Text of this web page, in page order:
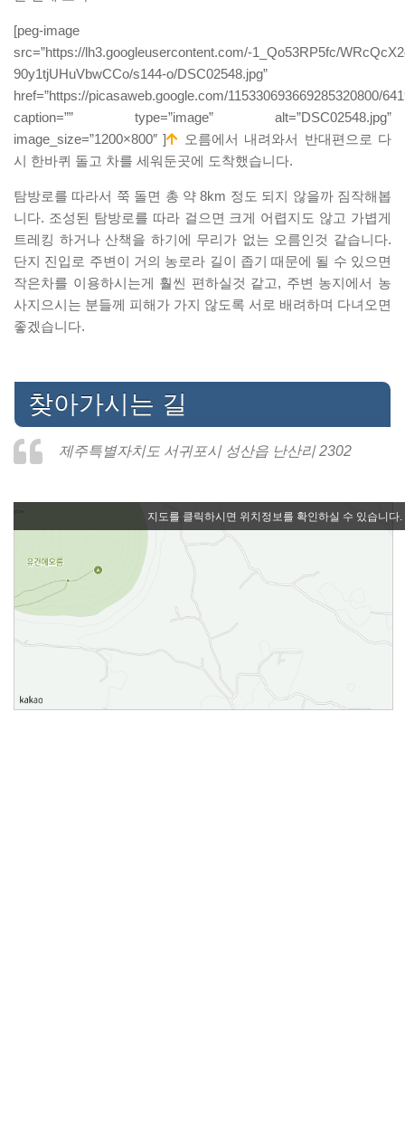
[peg-image
src=”https://lh3.googleusercontent.com/-1_Qo53RP5fc/
90y1tjUHuVbwCCo/s144-o/DSC02548.jpg”
href=”https://picasaweb.google.com/115330693669285320800/
caption=”” type=”image” alt=”DSC02548.jpg”
image_size=”1200×800″ ]
오름에서 내려와서 반대편으로 다
시 한바퀴 돌고 차를 세워둔곳에 도착했습니다.
탐방로를 따라서 쭉 돌면 총 약 8km 정도 되지 않을까 짐작해봅
니다. 조성된 탐방로를 따라 걸으면 크게 어렵지도 않고 가볍게
트레킹 하거나 산책을 하기에 무리가 없는 오름인것 같습니다.
단지 진입로 주변이 거의 농로라 길이 좁기 때문에 될 수 있으면
작은차를 이용하시는게 훨씬 편하실것 같고, 주변 농지에서 농
사지으시는 분들께 피해가 가지 않도록 서로 배려하며 다녀오면
좋겠습니다.
찾아가시는 길
제주특별자치도 서귀포시 성산읍 난산리 2302
지도를 클릭하시면 위치정보를 확인하실 수 있습니다.